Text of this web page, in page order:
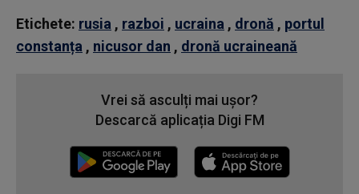
Etichete: rusia , razboi , ucraina , dronă , portul
constanța , nicusor dan , dronă ucraineană
Vrei să asculți mai ușor?
Descarcă aplicația Digi FM